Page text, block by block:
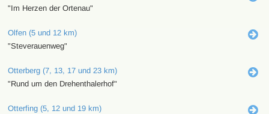
"Im Herzen der Ortenau"
Olfen (5 und 12 km)
"Steverauenweg"
Otterberg (7, 13, 17 und 23 km)
"Rund um den Drehenthalerhof"
Otterfing (5, 12 und 19 km)